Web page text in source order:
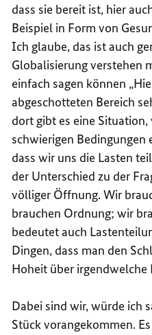
dass sie bereit ist, hier
Beispiel in Form von
Ich glaube, das ist auch
Globalisierung verstehen
einfach sagen können
abgeschotteten Bereich
dort gibt es eine
schwierigen Bedingungen
dass wir uns die Lasten
der Unterschied zu der
völliger Öffnung. Wir
brauchen Ordnung; wir
bedeutet auch
Dingen, dass man den
Hoheit über irgendwelche
Dabei sind wir, würde ich
Stück vorangekommen.